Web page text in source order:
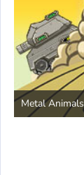
Metal Animals